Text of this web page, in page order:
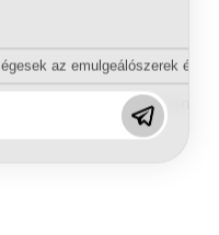
köszönhetően
az emulgeálószerek és